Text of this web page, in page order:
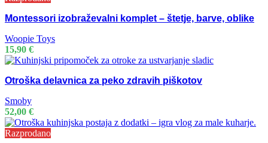
Montessori izobraževalni komplet – štetje, barve, oblike
Woopie Toys
15,90 €
Otroška delavnica za peko zdravih piškotov
Smoby
52,00 €
Razprodano